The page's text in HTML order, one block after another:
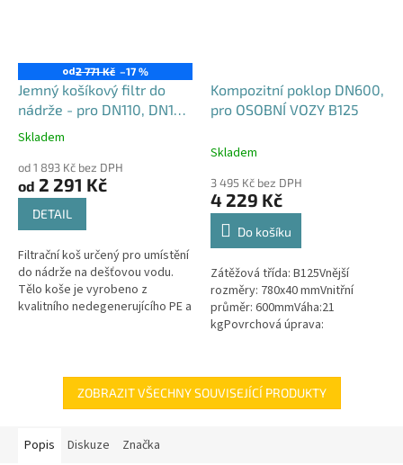
od2 771 Kč –17 %
Jemný košíkový filtr do
nádrže - pro DN110, DN125
i DN160
Průměrné
produktu
je
hvězdiček.
Skladem
od 1 893 Kč bez DPH
od 2 291 Kč
DETAIL
Filtrační koš určený pro umístění
do nádrže na dešťovou vodu.
Tělo koše je vyrobeno z
kvalitního nedegenerujícího PE a
Kompozitní poklop DN600,
pro OSOBNÍ VOZY B125
Skladem
3 495 Kč bez DPH
4 229 Kč
Do košíku
Zátěžová třída: B125Vnější
rozměry: 780x40 mmVnitřní
průměr: 600mmVáha:21
kgPovrchová úprava:
ZOBRAZIT VŠECHNY SOUVISEJÍCÍ PRODUKTY
Popis Diskuze Značka